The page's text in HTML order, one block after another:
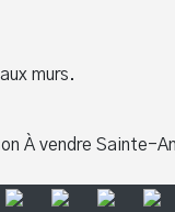
murs.